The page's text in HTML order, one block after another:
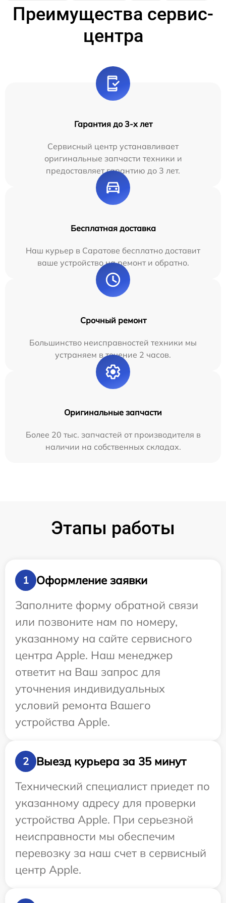
Преимущества сервис-
центра
Гарантия до 3-х лет
Сервисный центр устанавливает
оригинальные запчасти техники и
предоставляет гарантию до 3 лет.
Бесплатная доставка
Наш курьер в Саратове бесплатно доставит
ваше устройство на ремонт и обратно.
Срочный ремонт
Большинство неисправностей техники мы
устраняем в течение 2 часов.
Оригинальные запчасти
Более 20 тыс. запчастей от производителя в
наличии на собственных складах.
Этапы работы
1
Оформление заявки
Заполните форму обратной связи
или позвоните нам по номеру,
указанному на сайте сервисного
центра Apple. Наш менеджер
ответит на Ваш запрос для
уточнения индивидуальных
условий ремонта Вашего
устройства Apple.
2
Выезд курьера за 35 минут
Технический специалист приедет по
указанному адресу для проверки
устройства Apple. При серьезной
неисправности мы обеспечим
перевозку за наш счет в сервисный
центр Apple.